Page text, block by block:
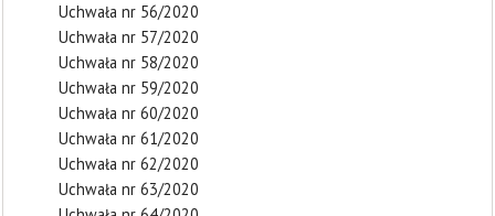
Uchwała nr 56/2020
Uchwała nr 57/2020
Uchwała nr 58/2020
Uchwała nr 59/2020
Uchwała nr 60/2020
Uchwała nr 61/2020
Uchwała nr 62/2020
Uchwała nr 63/2020